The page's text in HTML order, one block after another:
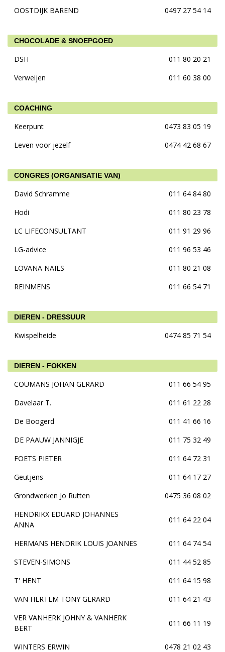
OOSTDIJK BAREND 0497 27 54 14
CHOCOLADE & SNOEPGOED
DSH
011 80 20 21
Verweijen
011 60 38 00
COACHING
Keerpunt
0473 83 05 19
Leven voor jezelf
0474 42 68 67
CONGRES (ORGANISATIE VAN)
David Schramme
011 64 84 80
Hodi
011 80 23 78
LC LIFECONSULTANT
011 91 29 96
LG-advice
011 96 53 46
LOVANA NAILS
011 80 21 08
REINMENS
011 66 54 71
DIEREN - DRESSUUR
Kwispelheide 0474 85 71 54
DIEREN - FOKKEN
COUMANS JOHAN GERARD
011 66 54 95
Davelaar T.
011 61 22 28
De Boogerd
011 41 66 16
DE PAAUW JANNIGJE
011 75 32 49
FOETS PIETER
011 64 72 31
Geutjens
011 64 17 27
Grondwerken Jo Rutten
0475 36 08 02
HENDRIKX EDUARD JOHANNES
ANNA
011 64 22 04
HERMANS HENDRIK LOUIS JOANNES
011 64 74 54
STEVEN-SIMONS
011 44 52 85
T' HENT
011 64 15 98
VAN HERTEM TONY GERARD
011 64 21 43
VER VANHERK JOHNY & VANHERK
BERT
011 66 11 19
WINTERS ERWIN 0478 21 02 43